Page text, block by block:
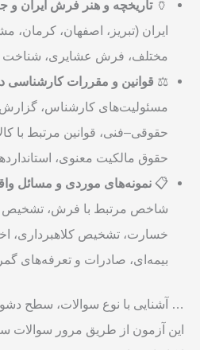
🏺تاریخچه و هنر فرش ایران و
ایران (تبریز، اصفهان،
مختلف، فرش عشایری،
⚖️ قوانین و مقررات کارشناسی
مسئولیت‌های کارشناس،
حقوقی–فنی، قوانین مرتبط با
حقوق مالکیت معنوی،
📋 نمونه‌های موردی و مسائل
شاخص مرتبط با فرش، تشخیص
خسارت، تشخیص کلاهبرداری،
بیمه‌ای، صادرات و تعرفه‌های
… آشنایی با نوع سوالات، سطح
این آزمون از طریق مرور